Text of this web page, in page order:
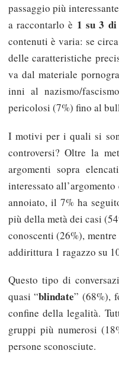
passaggio più
a raccontarlo è 1 su 3
contenuti è varia: se
delle caratteristiche
va dal materiale
inni al nazismo/
pericolosi (7%) fino al
I motivi per i quali si
controversi? Oltre la
argomenti sopra
interessato
annoiato, il 7% ha
più della metà dei casi
conoscenti (26%),
addirittura 1 ragazzo su
Questo tipo di
quasi “blindate” (68%),
confine della legalità.
gruppi più numerosi
persone sconosciute.
Solo gli utenti